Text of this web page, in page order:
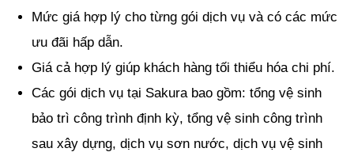
Mức giá hợp lý cho từng gói dịch vụ và có các mức
ưu đãi hấp dẫn.
Giá cả hợp lý giúp khách hàng tối thiểu hóa chi phí.
Các gói dịch vụ tại Sakura bao gồm: tổng vệ sinh
bảo trì công trình định kỳ, tổng vệ sinh công trình
sau xây dựng, dịch vụ sơn nước, dịch vụ vệ sinh